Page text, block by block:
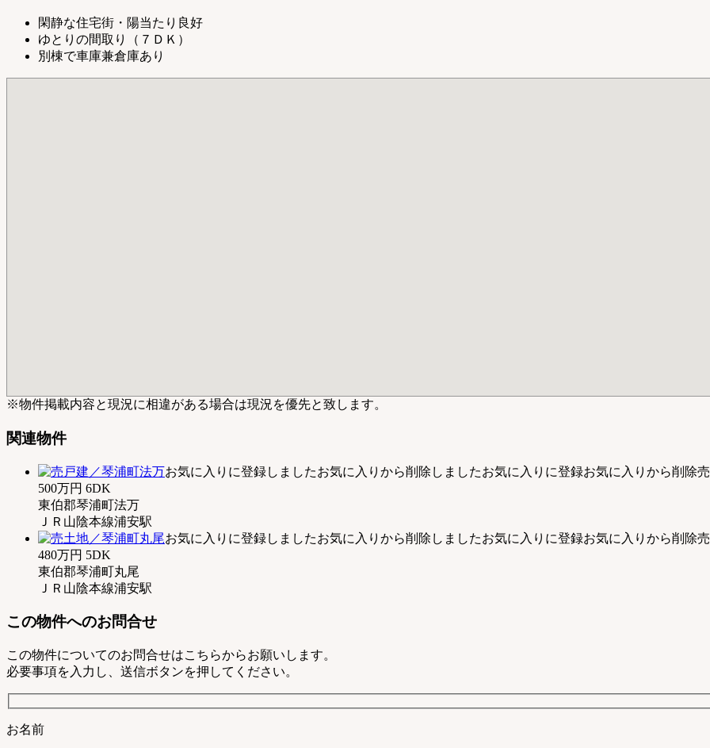
閑静な住宅街・陽当たり良好
ゆとりの間取り（７ＤＫ）
別棟で車庫兼倉庫あり
※物件掲載内容と現況に相違がある場合は現況を優先と致します。
関連物件
お気に入りに登録しましたお気に入りから削除しましたお気に入りに登録お気に入りから削除
500万円 6DK
東伯郡琴浦町法万
ＪＲ山陰本線浦安駅
お気に入りに登録しましたお気に入りから削除しましたお気に入りに登録お気に入りから削除
480万円 5DK
東伯郡琴浦町丸尾
ＪＲ山陰本線浦安駅
この物件へのお問合せ
この物件についてのお問合せはこちらからお願いします。
必要事項を入力し、送信ボタンを押してください。
お名前